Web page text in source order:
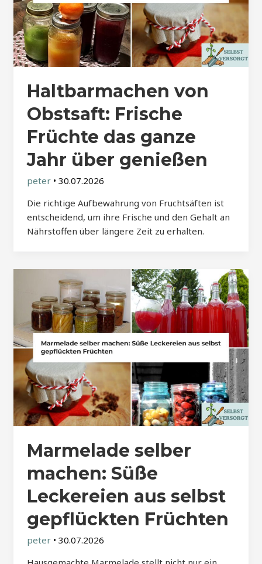
Haltbarmachen von
Obstsaft: Frische
Früchte das ganze
Jahr über genießen
peter • 30.07.2026
Die richtige Aufbewahrung von Fruchtsäften ist
entscheidend, um ihre Frische und den Gehalt an
Nährstoffen über längere Zeit zu erhalten.
Marmelade selber
machen: Süße
Leckereien aus selbst
gepflückten Früchten
peter • 30.07.2026